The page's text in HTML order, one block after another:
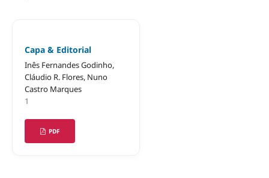
Capa & Editorial
Inês Fernandes Godinho,
Cláudio R. Flores, Nuno
Castro Marques
1
PDF